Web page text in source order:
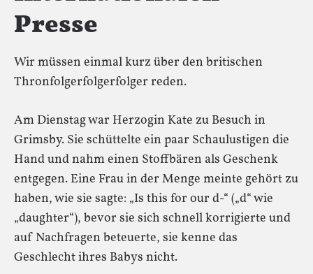
Presse
Wir müssen einmal kurz über den britischen
Thronfolgerfolgerfolger reden.
Am Dienstag war Herzogin Kate zu Besuch in
Grimsby. Sie schüttelte ein paar Schaulustigen die
Hand und nahm einen Stoffbären als Geschenk
entgegen. Eine Frau in der Menge meinte gehört zu
haben, wie sie sagte: „Is this for our d-“ („d“ wie
„daughter“), bevor sie sich schnell korrigierte und
auf Nachfragen beteuerte, sie kenne das
Geschlecht ihres Babys nicht.